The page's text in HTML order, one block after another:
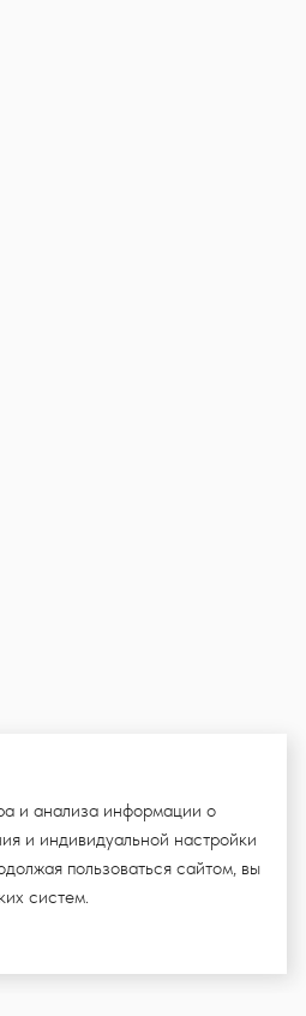
и анализа информации о
и индивидуальной настройки
пользоваться сайтом, вы
систем.